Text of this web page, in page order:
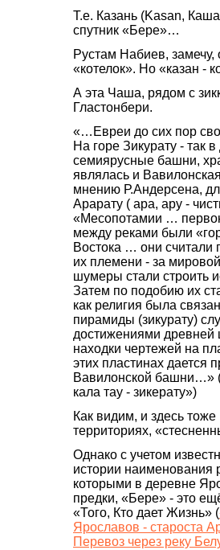
Т.е. Казань (Kasan,
спутник «Бере»…
Рустам Набиев, замечу,
«котелок». Но «казан -
А эта Чаша, рядом с
Гластонбери.
«…Евреи до сих пор
На горе Зикурату - так
семиярусные башни,
являлась и
мнению Р.Андерсена,
Арарату ( ара, ару -
«Месопотамии …
между реками были
Востока … они
их племени - за
шумеры стали строить
Затем по подобию их
как религия была
пирамиды (зикурату)
достижениями
находки чертежей на
этих пластинах дается
Вавилонской
кала тау - зикерату»)
Как видим, и здесь
территориях,
Однако с учетом
истории наименования
которыми в деревне
предки, «Бере» - это
«Того, Кто дает Жизнь» (
Ярославов - староста
Перевоз через реку